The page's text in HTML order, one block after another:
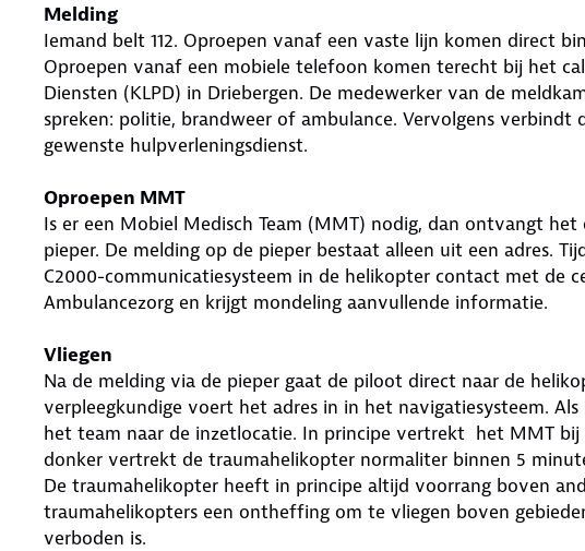
Melding
Iemand belt 112. Oproepen vanaf een vaste lijn komen direct
Oproepen vanaf een mobiele telefoon komen terecht bij het
Diensten (KLPD) in Driebergen. De medewerker van de
spreken: politie, brandweer of ambulance. Vervolgens
gewenste hulpverleningsdienst.
Oproepen MMT
Is er een Mobiel Medisch Team (MMT) nodig, dan ontvangt
pieper. De melding op de pieper bestaat alleen uit een adres.
C2000-communicatiesysteem in de helikopter contact met de
Ambulancezorg en krijgt mondeling aanvullende informatie.
Vliegen
Na de melding via de pieper gaat de piloot direct naar de
verpleegkundige voert het adres in in het navigatiesysteem.
het team naar de inzetlocatie. In principe vertrekt het MMT
donker vertrekt de traumahelikopter normaliter binnen 5
De traumahelikopter heeft in principe altijd voorrang boven
traumahelikopters een ontheffing om te vliegen boven
verboden is.